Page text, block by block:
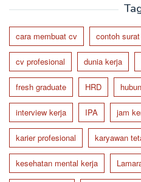
cara membuat cv contoh
cv profesional dunia kerja
fresh graduate HRD
interview kerja IPA jam
karier profesional karyawan
kesehatan mental kerja